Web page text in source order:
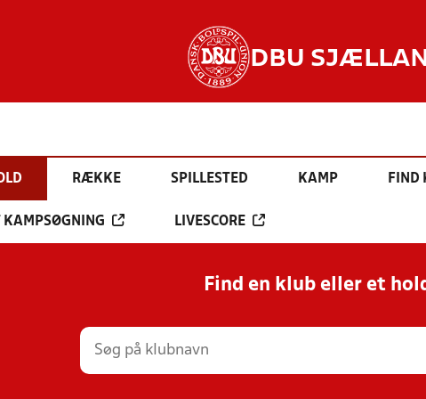
DBU
RÆKKE SPILLESTED KAMP FIND
KAMPSØGNING LIVESCORE
Find en klub eller et